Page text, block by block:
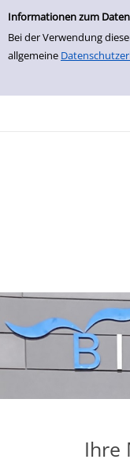
Einfache
Informationen zum
Bei der Verwendung
allgemeine
zur Navigation springen
zum Inhalt springen
Zur Detailanzeige springen
Ihre